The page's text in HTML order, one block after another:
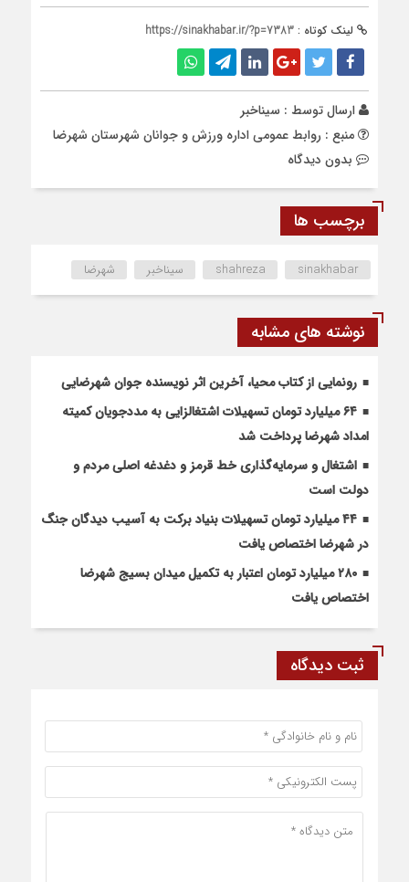
لینک کوتاه : https://sinakhabar.ir/?p=7383
ارسال توسط : سیناخبر
منبع : روابط عمومی اداره ورزش و جوانان شهرستان شهرضا
بدون دیدگاه
برچسب ها
shahreza sinakhabar سیناخبر شهرضا
نوشته های مشابه
رونمایی از کتاب محیا، آخرین اثر نویسنده جوان شهرضایی
۶۴ میلیارد تومان تسهیلات اشتغالزایی به مددجویان کمیته
امداد شهرضا پرداخت شد
اشتغال و سرمایه‌گذاری خط قرمز و دغدغه اصلی مردم و
دولت است
۴۴ میلیارد تومان تسهیلات بنیاد برکت به آسیب دیدگان جنگ
در شهرضا اختصاص یافت
۲۸۰ میلیارد تومان اعتبار به تکمیل میدان بسیج شهرضا
اختصاص یافت
ثبت دیدگاه